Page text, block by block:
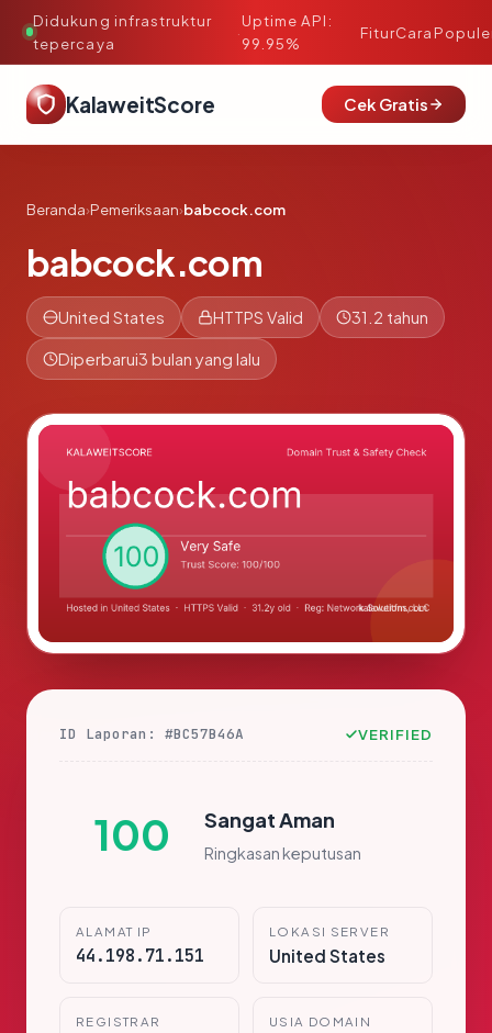
Didukung infrastruktur
tepercaya
·
Uptime API:
99.95%
FiturCara
KalaweitScore Cek Gratis
Beranda›Pemeriksaan›babcock.com
babcock.com
United States HTTPS Valid 31.2 tahun
Diperbarui3 bulan yang lalu
ID Laporan: #BC57B46A VERIFIED
100 Sangat Aman
Ringkasan keputusan
ALAMAT IP
44.198.71.151
LOKASI SERVER
United States
REGISTRAR USIA DOMAIN